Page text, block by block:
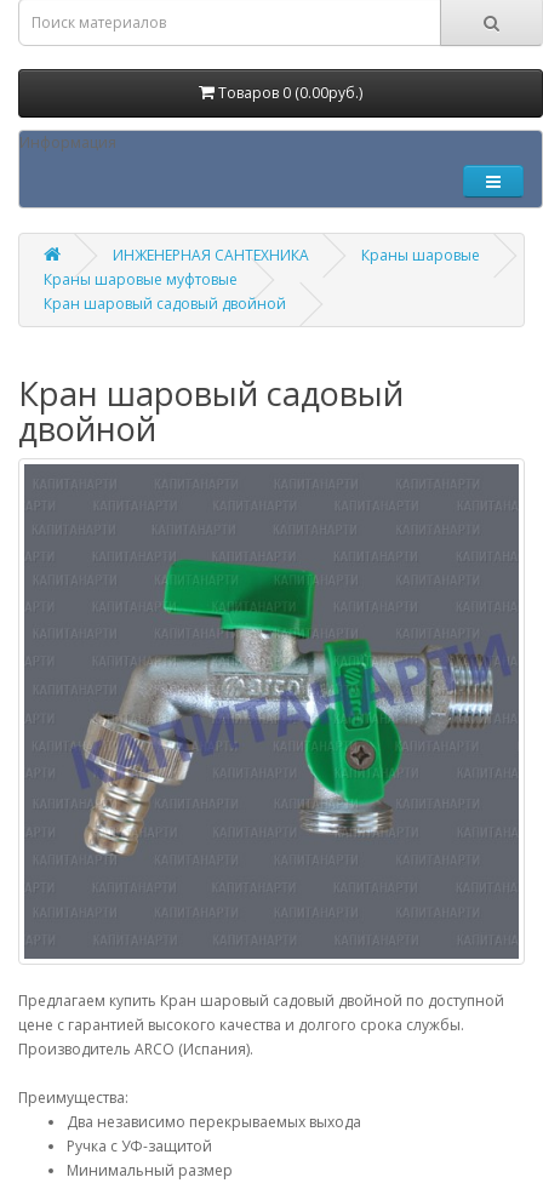
Товаров 0 (0.00руб.)
Информация
ИНЖЕНЕРНАЯ САНТЕХНИКА
Краны шаровые
Краны шаровые муфтовые
Кран шаровый садовый двойной
Кран шаровый садовый
двойной
Предлагаем купить Кран шаровый садовый двойной по доступной
цене с гарантией высокого качества и долгого срока службы.
Производитель ARCO (Испания).
Преимущества:
Два независимо перекрываемых выхода
Ручка с УФ-защитой
Минимальный размер